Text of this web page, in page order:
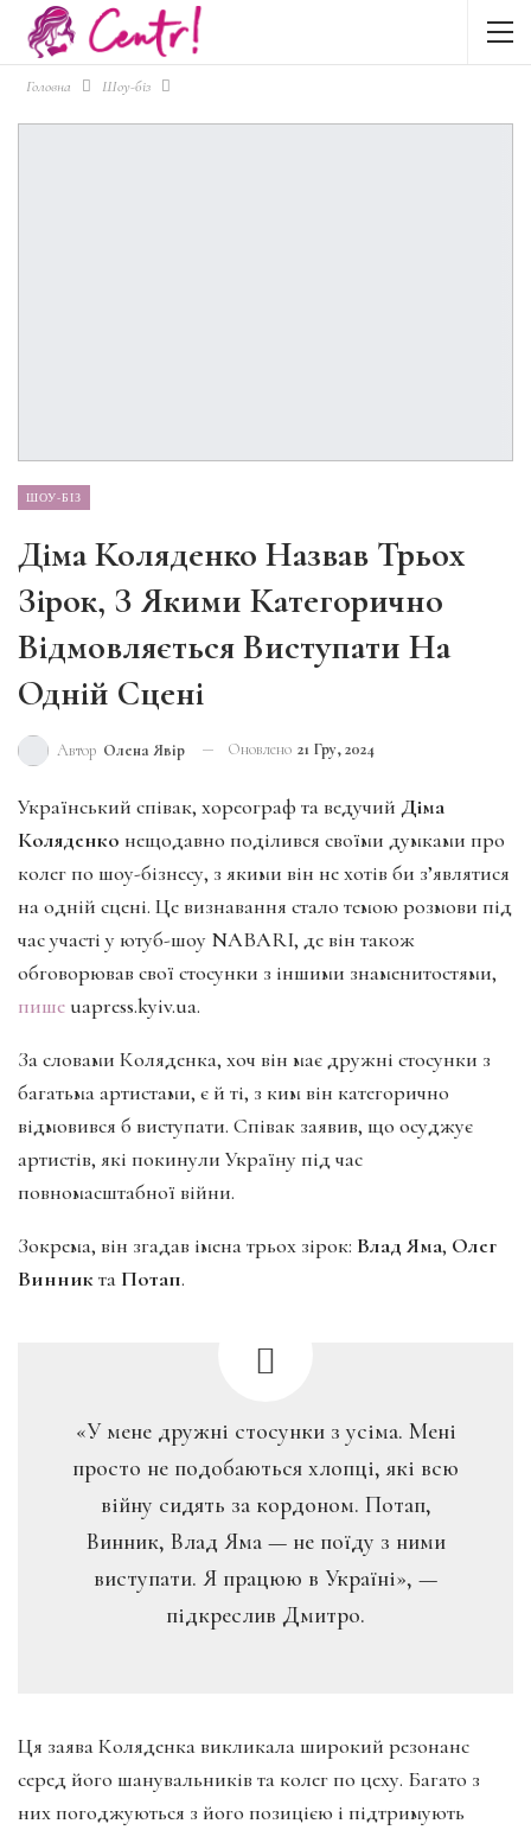
Головна Шоу-біз
ШОУ-БІЗ
Діма Коляденко Назвав Трьох
Зірок, З Якими Категорично
Відмовляється Виступати На
Одній Сцені
Автор Олена Явір Оновлено 21 Гру, 2024
Український співак, хореограф та ведучий Діма
Коляденко нещодавно поділився своїми думками про
колег по шоу-бізнесу, з якими він не хотів би з’являтися
на одній сцені. Це визнавання стало темою розмови під
час участі у ютуб-шоу NABARI, де він також
обговорював свої стосунки з іншими знаменитостями,
пише uapress.kyiv.ua.
За словами Коляденка, хоч він має дружні стосунки з
багатьма артистами, є й ті, з ким він категорично
відмовився б виступати. Співак заявив, що осуджує
артистів, які покинули Україну під час
повномасштабної війни.
Зокрема, він згадав імена трьох зірок: Влад Яма, Олег
Винникта Потап.
«У мене дружні стосунки з усіма. Мені
просто не подобаються хлопці, які всю
війну сидять за кордоном. Потап,
Винник, Влад Яма — не поїду з ними
виступати. Я працюю в Україні», —
підкреслив Дмитро.
Ця заява Коляденка викликала широкий резонанс
серед його шанувальників та колег по цеху. Багато з
них погоджуються з його позицією і підтримують